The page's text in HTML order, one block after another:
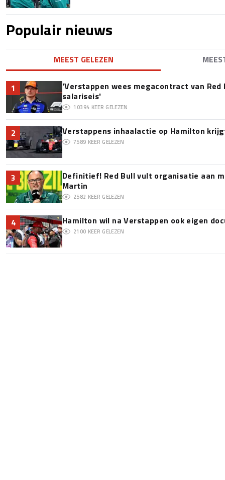
Populair nieuws
MEEST GELEZEN
1
'Verstappen wees megacontract van
salariseis'
10394 KEER GELEZEN
2 Verstappens inhaalactie op Hamilton
7589 KEER GELEZEN
3
Definitief! Red Bull vult organisatie aan
Martin
2582 KEER GELEZEN
4 Hamilton wil na Verstappen ook eigen
2100 KEER GELEZEN